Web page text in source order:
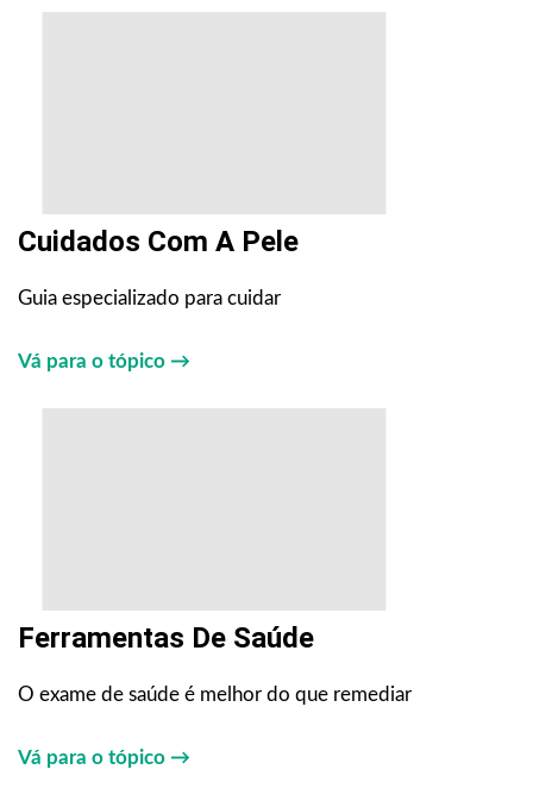
Cuidados Com A Pele
Guia especializado para cuidar
Vá para o tópico →
Ferramentas De Saúde
O exame de saúde é melhor do que remediar
Vá para o tópico →